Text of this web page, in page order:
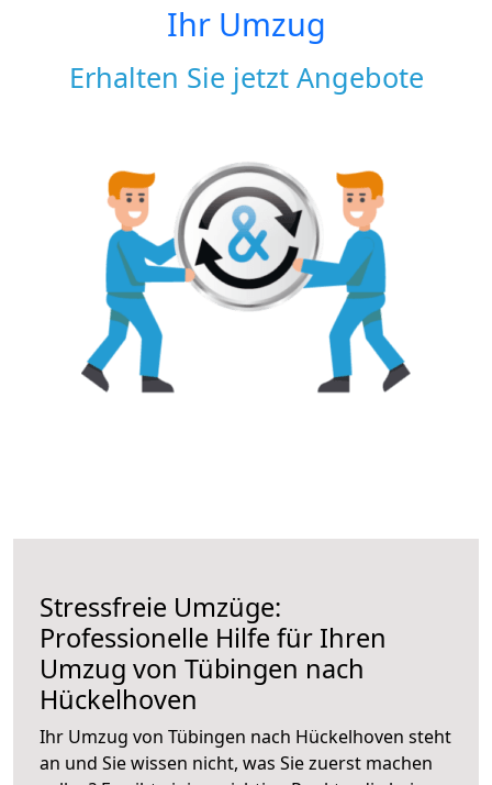
Ihr Umzug
Erhalten Sie jetzt Angebote
Stressfreie Umzüge:
Professionelle Hilfe für Ihren
Umzug von Tübingen nach
Hückelhoven
Ihr Umzug von Tübingen nach Hückelhoven steht
an und Sie wissen nicht, was Sie zuerst machen